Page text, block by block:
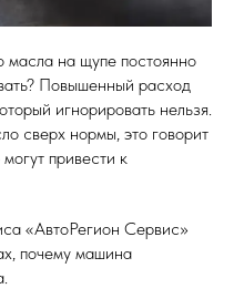
масла на щупе постоянно
Повышенный расход
игнорировать нельзя.
сверх нормы, это говорит
привести к
«АвтоРегион Сервис»
почему машина